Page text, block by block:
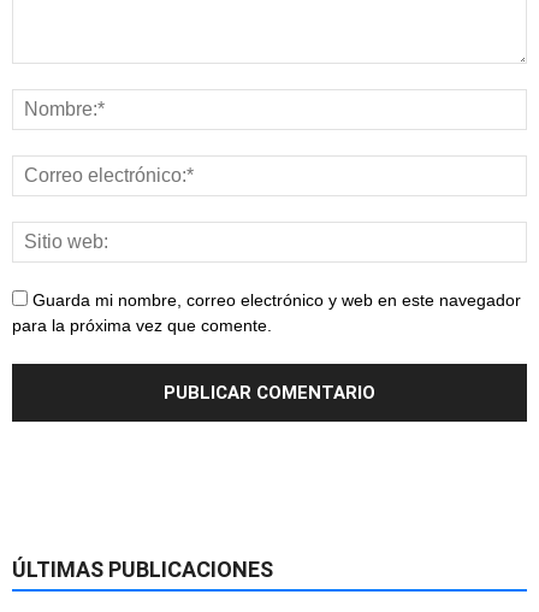
Guarda mi nombre, correo electrónico y web en este navegador
para la próxima vez que comente.
ÚLTIMAS PUBLICACIONES